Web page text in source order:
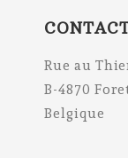
Rue au
B-4870
Belgique